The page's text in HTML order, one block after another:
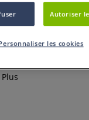
0 Commentaires
Bic® Intensity est
Plus
Autoriser
les cookies